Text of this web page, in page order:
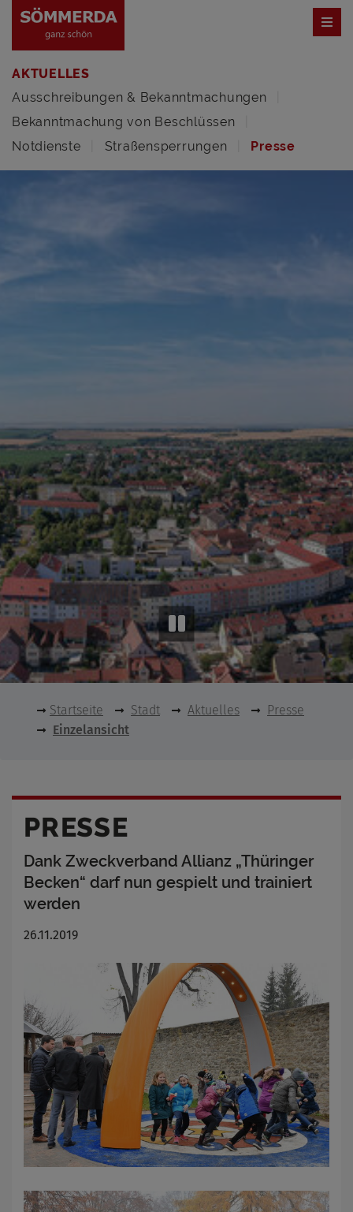
AKTUELLES
Ausschreibungen & Bekanntmachungen
Bekanntmachung von Beschlüssen
Notdienste
Straßensperrungen Presse
Startseite Stadt Aktuelles
Presse
Einzelansicht
PRESSE
Dank Zweckverband Allianz „Thüringer
Becken“ darf nun gespielt und trainiert
werden
26.11.2019